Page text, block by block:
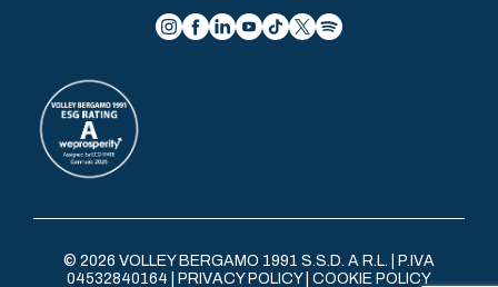
© 2026 VOLLEY BERGAMO 1991 S.S.D. A R.L. | P.IVA
04532840164 | PRIVACY POLICY| COOKIE POLICY